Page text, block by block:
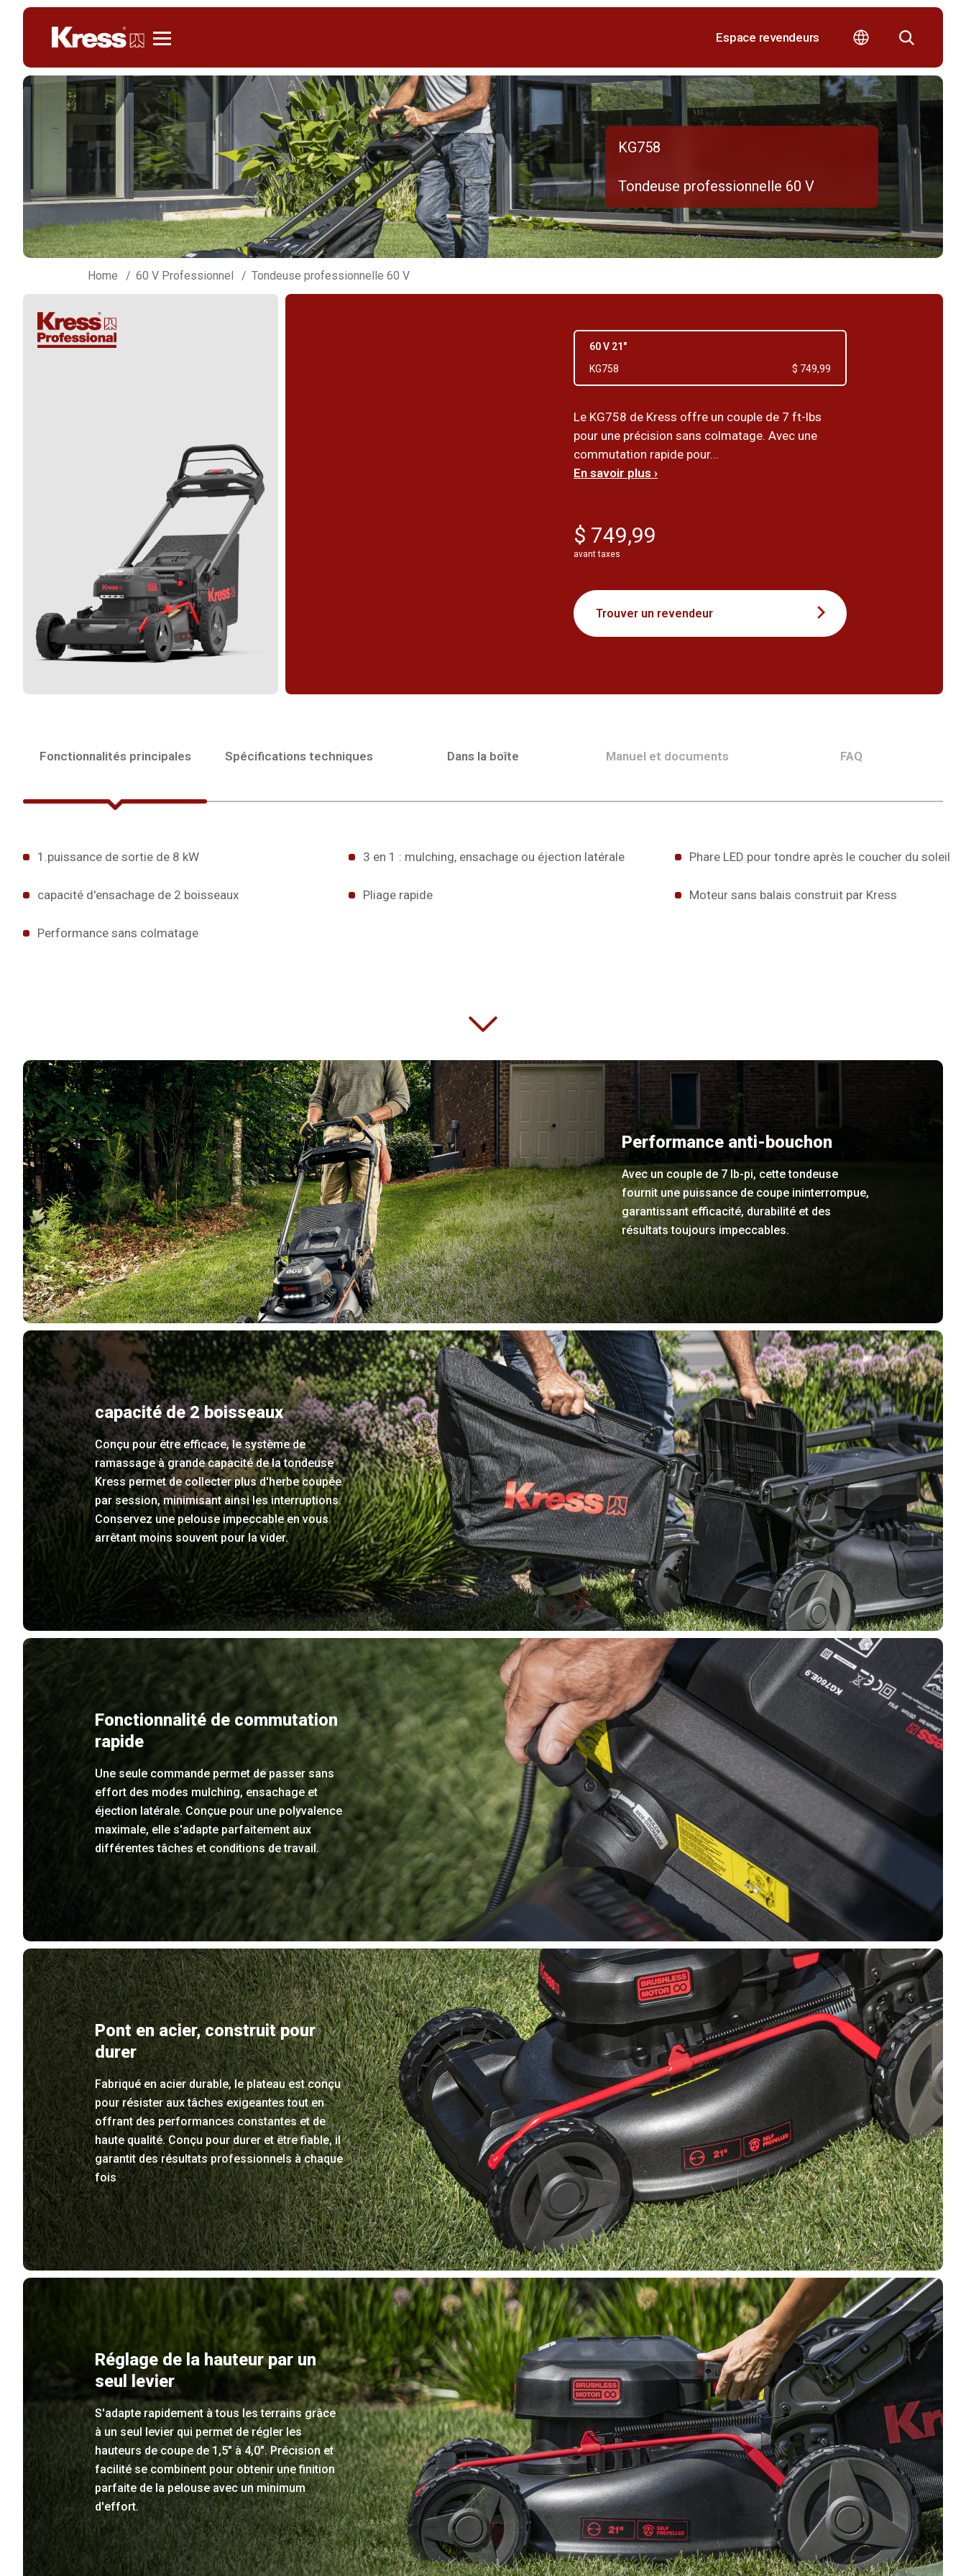
Espace revendeurs
KG758
Tondeuse professionnelle 60 V
Home 60 V Professionnel Tondeuse professionnelle 60 V
60 V 21"
KG758
$ 749,99
Le KG758 de Kress offre un couple de 7 ft-lbs
pour une précision sans colmatage. Avec une
commutation rapide pour...
En savoir plus ›
$ 749,99
avant taxes
Trouver un revendeur
Fonctionnalités principales Spécifications techniques Dans la boîte Manuel et documents FAQ
1.puissance de sortie de 8 kW
capacité d'ensachage de 2 boisseaux
Performance sans colmatage
3 en 1 : mulching, ensachage ou éjection latérale
Pliage rapide
Phare LED pour tondre après le coucher du soleil
Moteur sans balais construit par Kress
Performance anti-bouchon
Avec un couple de 7 lb-pi, cette tondeuse
fournit une puissance de coupe ininterrompue,
garantissant efficacité, durabilité et des
résultats toujours impeccables.
capacité de 2 boisseaux
Conçu pour être efficace, le système de
ramassage à grande capacité de la tondeuse
Kress permet de collecter plus d'herbe coupée
par session, minimisant ainsi les interruptions.
Conservez une pelouse impeccable en vous
arrêtant moins souvent pour la vider.
Fonctionnalité de commutation
rapide
Une seule commande permet de passer sans
effort des modes mulching, ensachage et
éjection latérale. Conçue pour une polyvalence
maximale, elle s'adapte parfaitement aux
différentes tâches et conditions de travail.
Pont en acier, construit pour
durer
Fabriqué en acier durable, le plateau est conçu
pour résister aux tâches exigeantes tout en
offrant des performances constantes et de
haute qualité. Conçu pour durer et être fiable, il
garantit des résultats professionnels à chaque
fois
Réglage de la hauteur par un
seul levier
S'adapte rapidement à tous les terrains grâce
à un seul levier qui permet de régler les
hauteurs de coupe de 1,5" à 4,0". Précision et
facilité se combinent pour obtenir une finition
parfaite de la pelouse avec un minimum
d'effort.